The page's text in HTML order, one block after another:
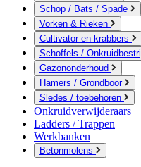
Schop / Bats / Spade
Vorken & Rieken
Cultivator en krabbers
Schoffels /
Gazononderhoud
Hamers / Grondboor
Sledes / toebehoren
Onkruidverwijderaars
Ladders / Trappen
Werkbanken
Betonmolens